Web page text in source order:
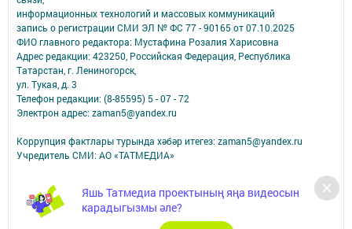
Яшь Татмедиа проектының яңа видеосын
карадыгызмы әле?
информационных технологий и массовых коммуникаций
запись о регистрации СМИ ЭЛ № ФС 77 - 90165 от 07.10.2025
ФИО главного редактора: Мустафина Розалия Харисовна
Адрес редакции: 423250, Российская Федерация, Республика
Татарстан, г. Лениногорск,
ул. Тукая, д. 3
Телефон редакции: (8-85595) 5 - 07 - 72
Электрон адрес: zaman5@yandex.ru
Коррупция фактлары турында хәбәр итегез: zaman5@yandex.ru
Учредитель СМИ: АО «ТАТМЕДИА»
Антикоррупционная политика
АО «ТАТМЕДИА» использует «cookie»для персонализации сервисов и
удобства пользователей сайтом.
Использование «cookie» можно отменить в настройках браузера.